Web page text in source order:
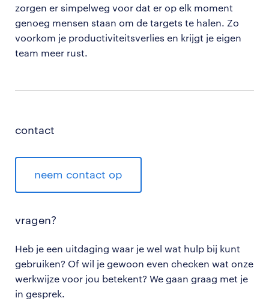
zorgen er simpelweg voor dat er op elk moment
genoeg mensen staan om de targets te halen. Zo
voorkom je productiviteitsverlies en krijgt je eigen
team meer rust.
contact
neem contact op
vragen?
Heb je een uitdaging waar je wel wat hulp bij kunt
gebruiken? Of wil je gewoon even checken wat onze
werkwijze voor jou betekent? We gaan graag met je
in gesprek.